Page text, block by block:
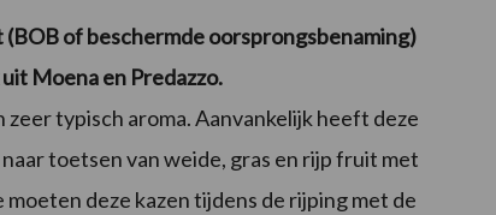
(BOB of beschermde oorsprongsbenaming)
Moena en Predazzo.
typisch aroma. Aanvankelijk heeft deze
toetsen van weide, gras en rijp fruit met
deze kazen tijdens de rijping met de